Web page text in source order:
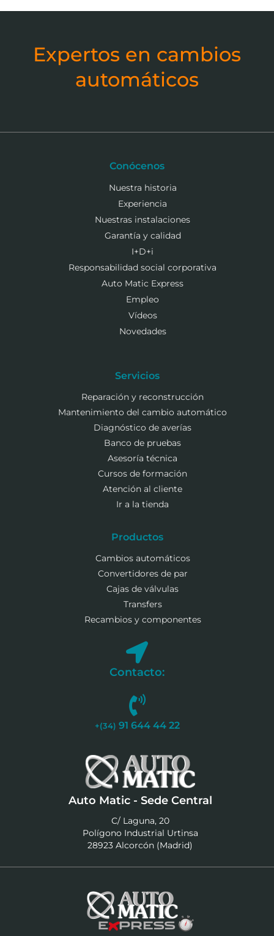
Expertos en cambios
automáticos
Conócenos
Nuestra historia
Experiencia
Nuestras instalaciones
Garantía y calidad
I+D+i
Responsabilidad social corporativa
Auto Matic Express
Empleo
Vídeos
Novedades
Servicios
Reparación y reconstrucción
Mantenimiento del cambio automático
Diagnóstico de averías
Banco de pruebas
Asesoría técnica
Cursos de formación
Atención al cliente
Ir a la tienda
Productos
Cambios automáticos
Convertidores de par
Cajas de válvulas
Transfers
Recambios y componentes
Contacto:
+(34) 91 644 44 22
Auto Matic - Sede Central
C/ Laguna, 20
Polígono Industrial Urtinsa
28923 Alcorcón (Madrid)